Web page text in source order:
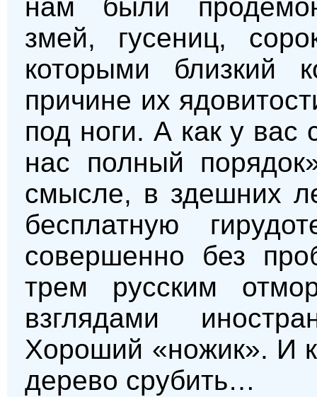
нам были
змей, гусениц,
которыми близкий
причине их
под ноги. А как у
нас полный
смысле, в здешних
бесплатную
совершенно без
трем русским
взглядами
Хороший «ножик». И
дерево срубить…